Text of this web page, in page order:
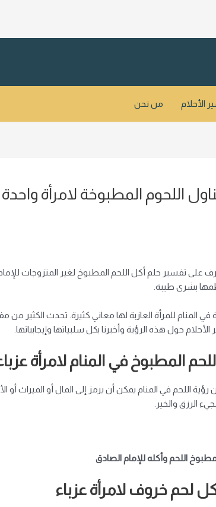
الأحلام من نحن
اللحوم المطبوخة لامرأة
على تفسير حلم أكل اللحم المطبوخ لغير المتزوجات للإمام
بشرى طيبة.
في المنام للمرأة العازبة لها معاني كثيرة. تحدث
حول هذه الرؤية وأخبرنا بكل سلبياتها وإيجابياتها.
المطبوخ في المنام لامرأة
رؤية اللحم في المنام يمكن أن يرمز إلى المال أو الميراث
الرزق والخير.
اللحم وأكله للإمام الصادق
لحم خروف لامرأة عزباء